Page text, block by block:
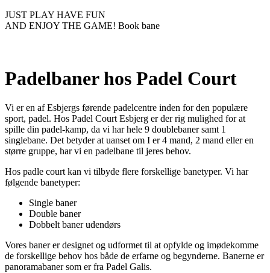
JUST PLAY HAVE FUN
AND ENJOY THE GAME! Book bane
Padelbaner hos Padel Court
Vi er en af Esbjergs førende padelcentre inden for den populære
sport, padel. Hos Padel Court Esbjerg er der rig mulighed for at
spille din padel-kamp, da vi har hele 9 doublebaner samt 1
singlebane. Det betyder at uanset om I er 4 mand, 2 mand eller en
større gruppe, har vi en padelbane til jeres behov.
Hos padle court kan vi tilbyde flere forskellige banetyper. Vi har
følgende banetyper:
Single baner
Double baner
Dobbelt baner udendørs
Vores baner er designet og udformet til at opfylde og imødekomme
de forskellige behov hos både de erfarne og begynderne. Banerne er
panoramabaner som er fra Padel Galis.